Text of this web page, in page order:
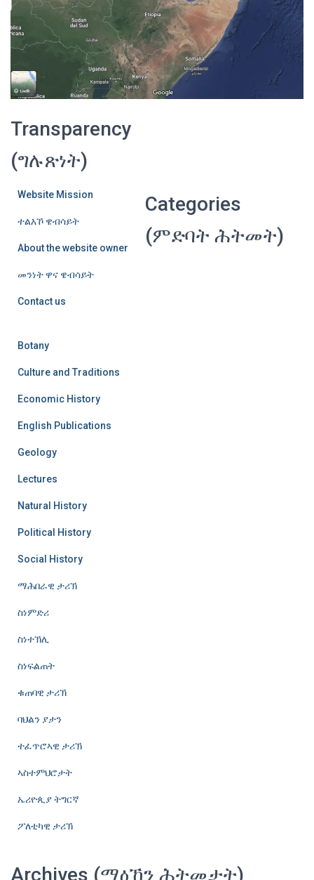
Transparency
(ግሉጽነት)
Website Mission
ተልእኾ ዌብሳይት
About the website owner
መንነት ዋና ዌብሳይት
Contact us
Categories
(ምድባት ሕትመት)
Botany
Culture and Traditions
Economic History
English Publications
Geology
Lectures
Natural History
Political History
Social History
ማሕበራዊ ታሪኽ
ስነምድሪ
ስነተኽሊ
ስነፍልጠት
ቁጠባዊ ታሪኽ
ባህልን ያታን
ተፈጥሮኣዊ ታሪኽ
ኣስተምህሮታት
ኤሪዮጲያ ትግርኛ
ፖለቲካዊ ታሪኽ
Archives (ማዕኸን ሕትመታት)